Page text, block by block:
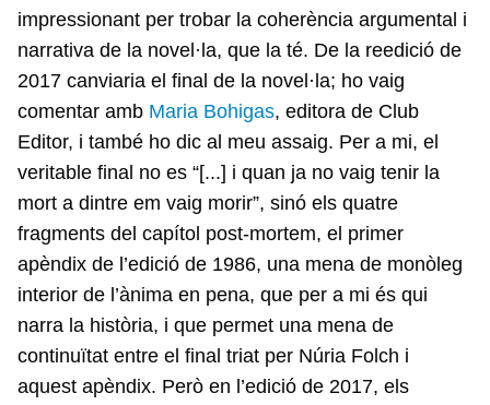
impressionant per trobar la coherència argumental i
narrativa de la novel·la, que la té. De la reedició de
2017 canviaria el final de la novel·la; ho vaig
comentar amb Maria Bohigas, editora de Club
Editor, i també ho dic al meu assaig. Per a mi, el
veritable final no es “[...] i quan ja no vaig tenir la
mort a dintre em vaig morir”, sinó els quatre
fragments del capítol post-mortem, el primer
apèndix de l’edició de 1986, una mena de monòleg
interior de l’ànima en pena, que per a mi és qui
narra la història, i que permet una mena de
continuïtat entre el final triat per Núria Folch i
aquest apèndix. Però en l’edició de 2017, els